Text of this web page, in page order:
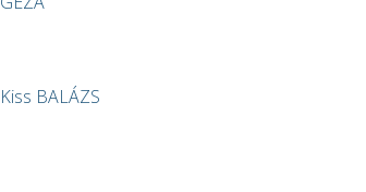
Kiss BALÁZS